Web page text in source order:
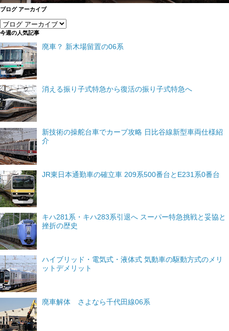
ブログ アーカイブ
今週の人気記事
廃車？ 新木場留置の06系
消える振り子式特急から復活の振り子式特急へ
新技術の操舵台車でカーブ攻略 日比谷線新型車両仕様紹
介
JR東日本通勤車の確立車 209系500番台とE231系0番台
キハ281系・キハ283系引退へ スーパー特急挑戦と妥協と
挫折の歴史
ハイブリッド・電気式・液体式 気動車の駆動方式のメリ
ットデメリット
廃車解体 さよなら千代田線06系